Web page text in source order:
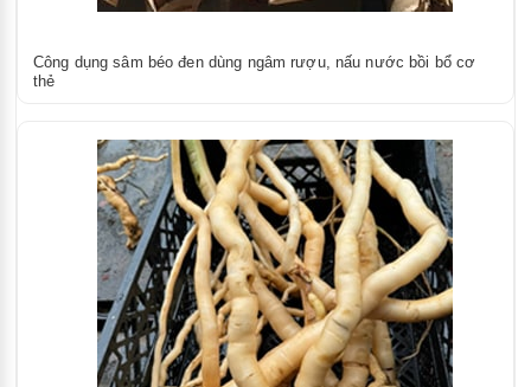
Công dụng sâm béo đen dùng ngâm rượu, nấu nước bồi bổ cơ
thẻ